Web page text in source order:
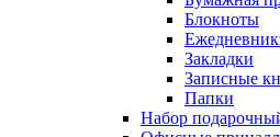
Блокноты
Закладки
Записные
Папки
Набор